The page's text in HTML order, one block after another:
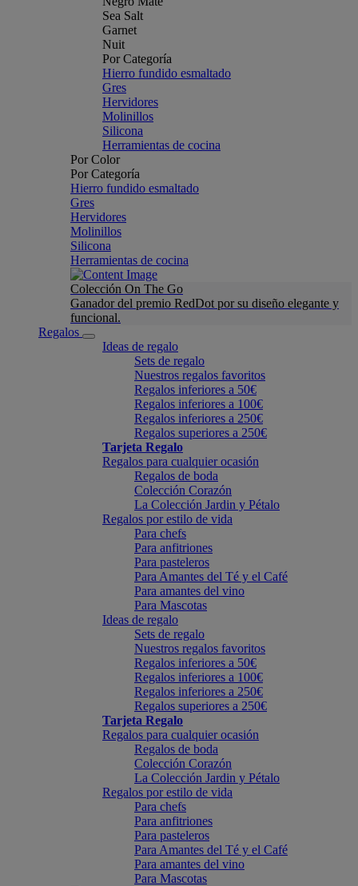
Sea Salt
Garnet
Nuit
Por Categoría
Hierro fundido esmaltado
Gres
Hervidores
Molinillos
Silicona
Herramientas de cocina
Por Color
Por Categoría
Hierro fundido esmaltado
Gres
Hervidores
Molinillos
Silicona
Herramientas de cocina
Colección On The Go
Ganador del premio RedDot por su diseño elegante y
funcional.
Regalos
Ideas de regalo
Sets de regalo
Nuestros regalos favoritos
Regalos inferiores a 50€
Regalos inferiores a 100€
Regalos inferiores a 250€
Regalos superiores a 250€
Tarjeta Regalo
Regalos para cualquier ocasión
Regalos de boda
Colección Corazón
La Colección Jardin y Pétalo
Regalos por estilo de vida
Para chefs
Para anfitriones
Para pasteleros
Para Amantes del Té y el Café
Para amantes del vino
Para Mascotas
Ideas de regalo
Sets de regalo
Nuestros regalos favoritos
Regalos inferiores a 50€
Regalos inferiores a 100€
Regalos inferiores a 250€
Regalos superiores a 250€
Tarjeta Regalo
Regalos para cualquier ocasión
Regalos de boda
Colección Corazón
La Colección Jardin y Pétalo
Regalos por estilo de vida
Para chefs
Para anfitriones
Para pasteleros
Para Amantes del Té y el Café
Para amantes del vino
Para Mascotas